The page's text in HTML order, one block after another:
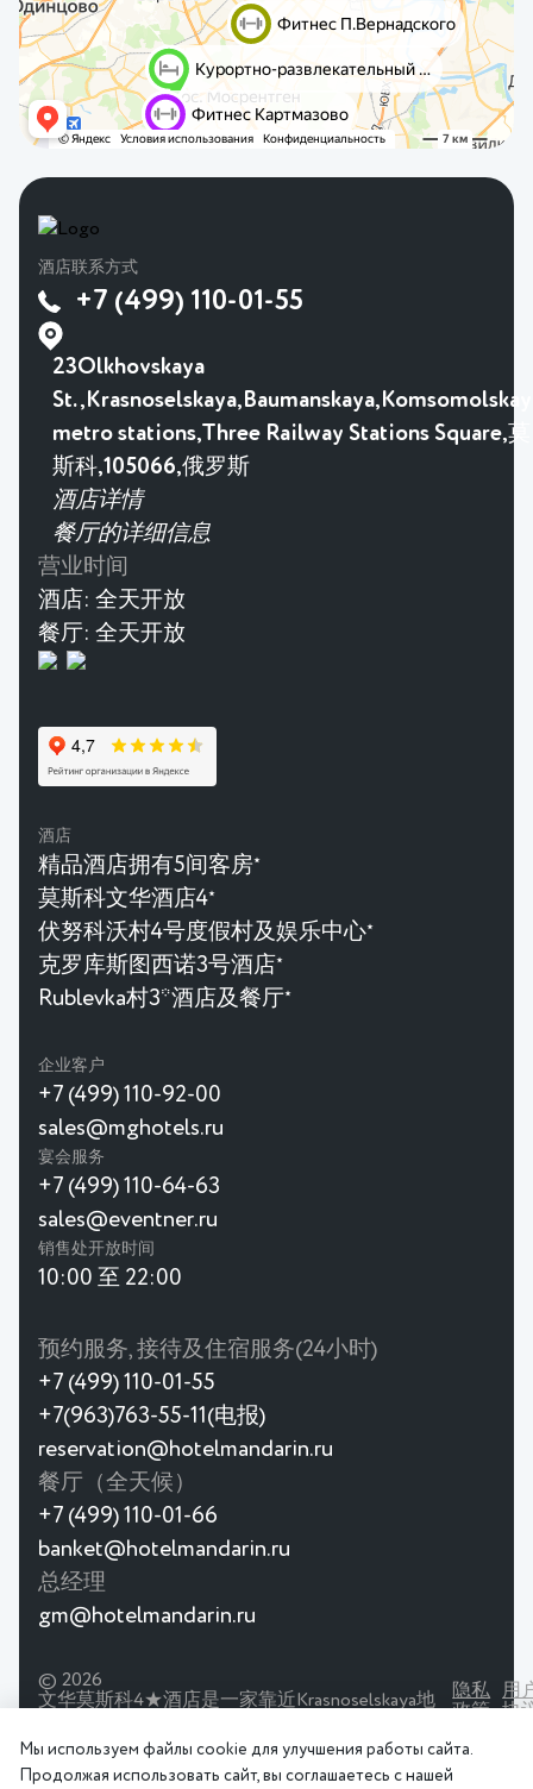
酒店联系方式
+7 (499) 110-01-55
23Olkhovskaya
metro stations,Three Railway Stations Square,莫
斯科,105066,俄罗斯
酒店详情
餐厅的详细信息
营业时间
酒店: 全天开放
餐厅: 全天开放
酒店
精品酒店拥有5间客房★
莫斯科文华酒店4★
伏努科沃村4号度假村及娱乐中心★
克罗库斯图西诺3号酒店 ★
Rublevka村3*酒店及餐厅★
企业客户
+7 (499) 110-92-00
sales@mghotels.ru
宴会服务
+7 (499) 110-64-63
sales@eventner.ru
销售处开放时间
10:00 至 22:00
预约服务, 接待及住宿服务(24小时)
+7 (499) 110-01-55
+7(963)763-55-11(电报)
reservation@hotelmandarin.ru
餐厅（全天候）
+7 (499) 110-01-66
banket@hotelmandarin.ru
总经理
gm@hotelmandarin.ru
© 2026
文华莫斯科4★酒店是一家靠近Krasnoselskaya地
隐私
政策
用
协
Мы используем файлы cookie для улучшения работы сайта.
Продолжая использовать сайт, вы соглашаетесь с нашей